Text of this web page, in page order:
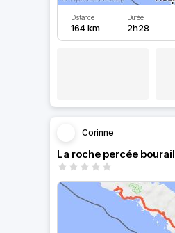
Distance
164 km
Durée
2h28
Corinne
La roche percée bourail